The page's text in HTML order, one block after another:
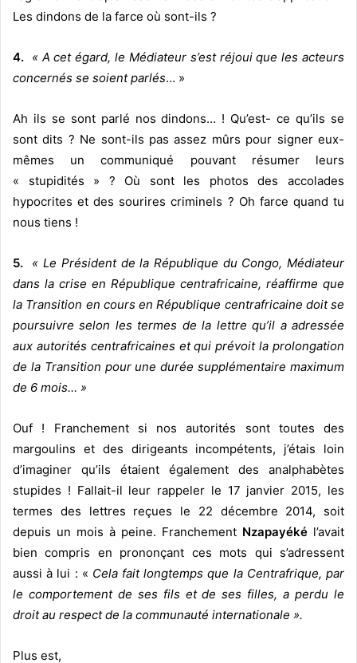
Les dindons de la farce où sont-ils ?
4. « A cet égard, le Médiateur s’est réjoui que les acteurs
concernés se soient parlés… »
Ah ils se sont parlé nos dindons… ! Qu’est- ce qu’ils se
sont dits ? Ne sont-ils pas assez mûrs pour signer eux-
mêmes un communiqué pouvant résumer leurs
« stupidités » ? Où sont les photos des accolades
hypocrites et des sourires criminels ? Oh farce quand tu
nous tiens !
5. « Le Président de la République du Congo, Médiateur
dans la crise en République centrafricaine, réaffirme que
la Transition en cours en République centrafricaine doit se
poursuivre selon les termes de la lettre qu’il a adressée
aux autorités centrafricaines et qui prévoit la prolongation
de la Transition pour une durée supplémentaire maximum
de 6 mois… »
Ouf ! Franchement si nos autorités sont toutes des
margoulins et des dirigeants incompétents, j’étais loin
d’imaginer qu’ils étaient également des analphabètes
stupides ! Fallait-il leur rappeler le 17 janvier 2015, les
termes des lettres reçues le 22 décembre 2014, soit
depuis un mois à peine. Franchement Nzapayéké l’avait
bien compris en prononçant ces mots qui s’adressent
aussi à lui : « Cela fait longtemps que la Centrafrique, par
le comportement de ses fils et de ses filles, a perdu le
droit au respect de la communauté internationale ».
Plus est,